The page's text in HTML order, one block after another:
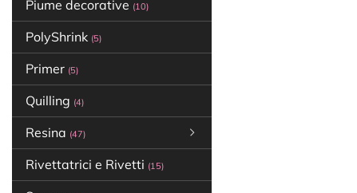
Piume decorative (10)
PolyShrink (5)
Primer (5)
Quilling (4)
Resina (47)
Rivettatrici e Rivetti (15)